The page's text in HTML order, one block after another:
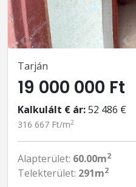
Tarján
19 000 000 Ft
Kalkulált € ár:52 486 €
316 667 Ft/m2
Alapterület: 60.00m2
Telekterület: 291m2